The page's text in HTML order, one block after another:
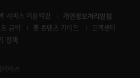
서비스 이용약관 개인정보처리방침
규약 팬 콘텐츠 가이드
고객센터
정책
비스